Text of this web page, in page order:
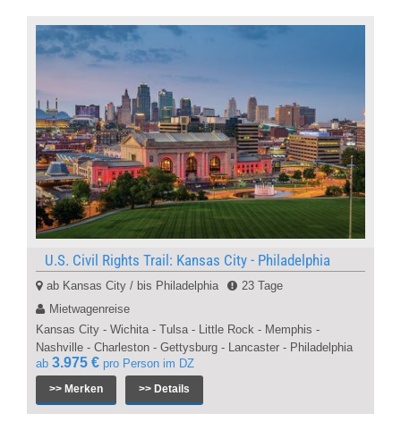
U.S. Civil Rights Trail: Kansas City - Philadelphia
ab Kansas City / bis Philadelphia
23 Tage
Mietwagenreise
Kansas City - Wichita - Tulsa - Little Rock - Memphis -
Nashville - Charleston - Gettysburg - Lancaster - Philadelphia
ab 3.975 € pro Person im DZ
>> Merken >> Details